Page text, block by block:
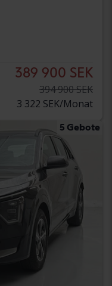
389 900 SEK
394 900 SEK
3 322 SEK/Monat
5 Gebote